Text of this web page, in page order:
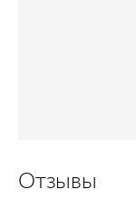
Отзывы